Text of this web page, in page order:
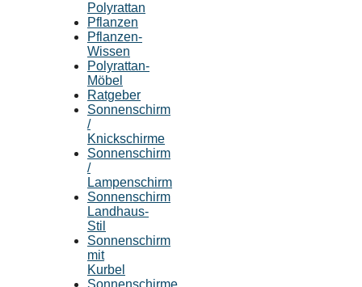
Polyrattan
Pflanzen
Pflanzen-
Wissen
Polyrattan-
Möbel
Ratgeber
Sonnenschirm
/
Knickschirme
Sonnenschirm
/
Lampenschirm
Sonnenschirm
Landhaus-
Stil
Sonnenschirm
mit
Kurbel
Sonnenschirme